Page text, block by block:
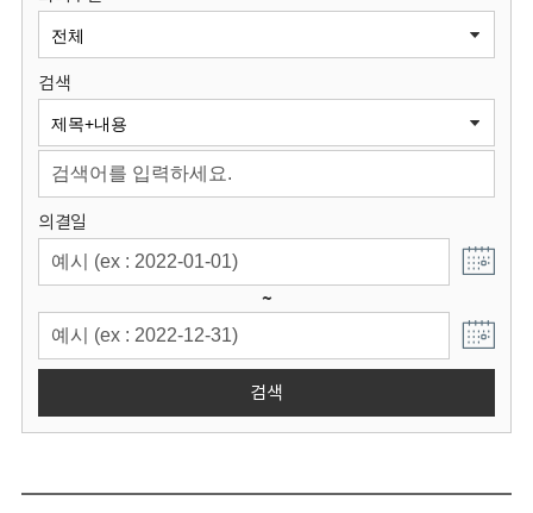
원
회
검색
의결일
~
검색